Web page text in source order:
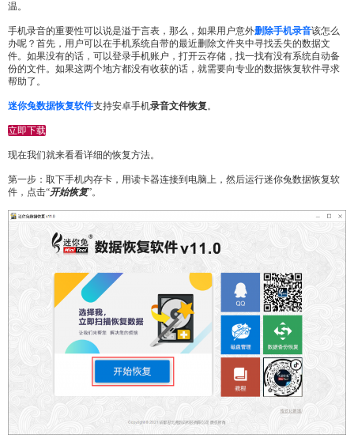
关于迷你兔
联系我们
温。
手机录音的重要性可以说是溢于言表，那么，如果用户意外删除手机录音该怎么
办呢？首先，用户可以在手机系统自带的最近删除文件夹中寻找丢失的数据文
件。如果没有的话，可以登录手机账户，打开云存储，找一找有没有系统自动备
份的文件。如果这两个地方都没有收获的话，就需要向专业的数据恢复软件寻求
帮助了。
迷你兔数据恢复软件支持安卓手机录音文件恢复。
立即下载
现在我们就来看看详细的恢复方法。
第一步：取下手机内存卡，用读卡器连接到电脑上，然后运行迷你兔数据恢复软
件，点击“开始恢复”。